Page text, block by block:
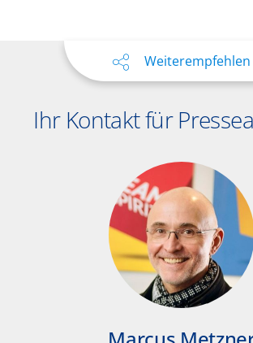
Weiterempfehlen
Ihr Kontakt für